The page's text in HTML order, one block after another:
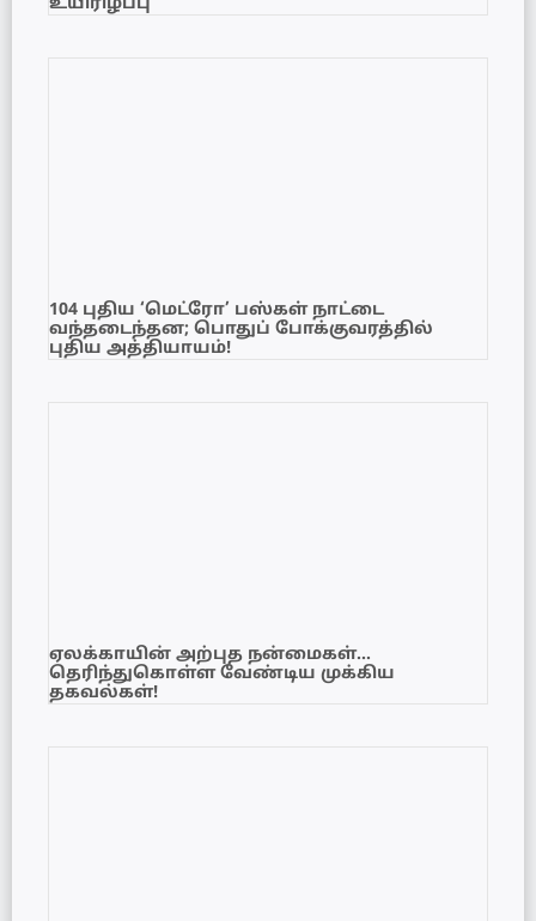
104 புதிய ‘மெட்ரோ’ பஸ்கள் நாட்டை
வந்தடைந்தன; பொதுப் போக்குவரத்தில்
புதிய அத்தியாயம்!
ஏலக்காயின் அற்புத நன்மைகள்…
தெரிந்துகொள்ள வேண்டிய முக்கிய
தகவல்கள்!